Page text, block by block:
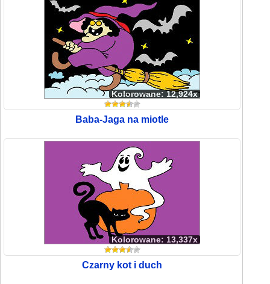
Kolorowane: 12,924x
Baba-Jaga na miotle
Kolorowane: 13,337x
Czarny kot i duch